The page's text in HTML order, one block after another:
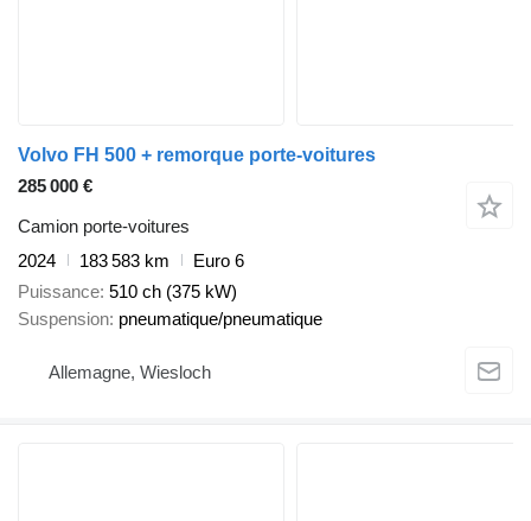
Volvo FH 500 + remorque porte-voitures
285 000 €
Camion porte-voitures
2024
183 583 km
Euro 6
Puissance 510 ch (375 kW)
Suspension pneumatique/pneumatique
Allemagne, Wiesloch